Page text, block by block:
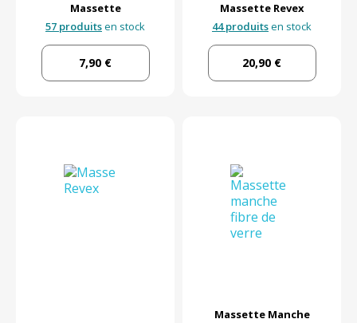
Massette
57 produitsen stock
7,90 €
Massette Revex
44 produitsen stock
20,90 €
Massette Manche